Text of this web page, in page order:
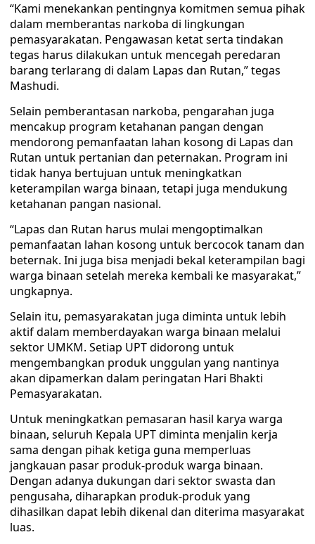
“Kami menekankan pentingnya komitmen semua pihak
dalam memberantas narkoba di lingkungan
pemasyarakatan. Pengawasan ketat serta tindakan
tegas harus dilakukan untuk mencegah peredaran
barang terlarang di dalam Lapas dan Rutan,” tegas
Mashudi.
Selain pemberantasan narkoba, pengarahan juga
mencakup program ketahanan pangan dengan
mendorong pemanfaatan lahan kosong di Lapas dan
Rutan untuk pertanian dan peternakan. Program ini
tidak hanya bertujuan untuk meningkatkan
keterampilan warga binaan, tetapi juga mendukung
ketahanan pangan nasional.
“Lapas dan Rutan harus mulai mengoptimalkan
pemanfaatan lahan kosong untuk bercocok tanam dan
beternak. Ini juga bisa menjadi bekal keterampilan bagi
warga binaan setelah mereka kembali ke masyarakat,”
ungkapnya.
Selain itu, pemasyarakatan juga diminta untuk lebih
aktif dalam memberdayakan warga binaan melalui
sektor UMKM. Setiap UPT didorong untuk
mengembangkan produk unggulan yang nantinya
akan dipamerkan dalam peringatan Hari Bhakti
Pemasyarakatan.
Untuk meningkatkan pemasaran hasil karya warga
binaan, seluruh Kepala UPT diminta menjalin kerja
sama dengan pihak ketiga guna memperluas
jangkauan pasar produk-produk warga binaan.
Dengan adanya dukungan dari sektor swasta dan
pengusaha, diharapkan produk-produk yang
dihasilkan dapat lebih dikenal dan diterima masyarakat
luas.